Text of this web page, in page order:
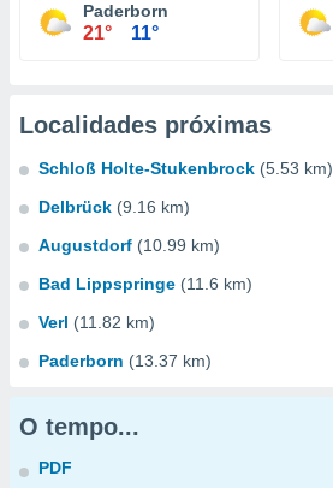
Paderborn
21° 11°
Localidades próximas
Schloß Holte-Stukenbrock (5.53 km)
Delbrück (9.16 km)
Augustdorf (10.99 km)
Bad Lippspringe (11.6 km)
Verl (11.82 km)
Paderborn (13.37 km)
O tempo...
PDF